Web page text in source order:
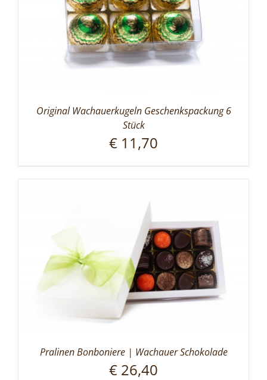
Original Wachauerkugeln Geschenkspackung 6
Stück
€ 11,70
Pralinen Bonboniere | Wachauer Schokolade
€ 26,40